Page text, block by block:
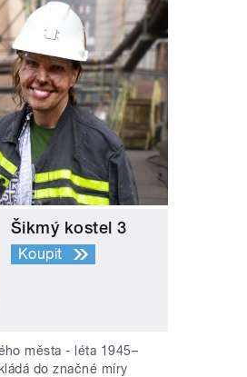
Šikmý kostel 3
Koupit
města - léta 1945–
do značné míry